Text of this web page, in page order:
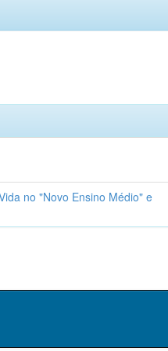
no "Novo Ensino Médio" e